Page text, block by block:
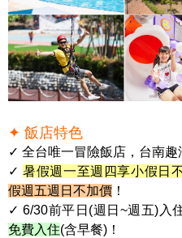
✦ 飯店特色
✓ 全台唯一冒險飯店，台南趣
✓暑假週一至週四享小假日
假週五週日不加價 ！
✓ 6/30前平日(週日~週五)入
免費入住(含早餐)！